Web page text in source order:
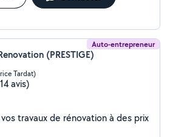
Auto-entrepreneur
(PRESTIGE)
Tardat)
avis)
travaux de rénovation à des prix